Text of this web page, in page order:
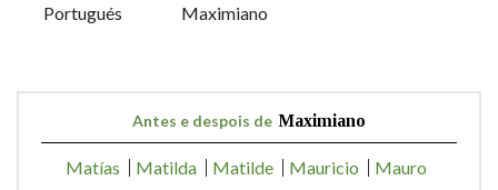
Portugués
Maximiano
Antes e despois de Maximiano
Matías Matilda Matilde Mauricio
Mauro